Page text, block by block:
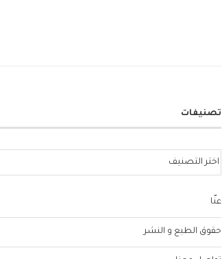
تصنيفات
عنّا
حقوق الطبع و النشر